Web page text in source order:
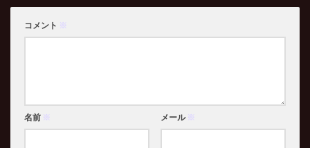
コメント ※
名前 ※ メール ※